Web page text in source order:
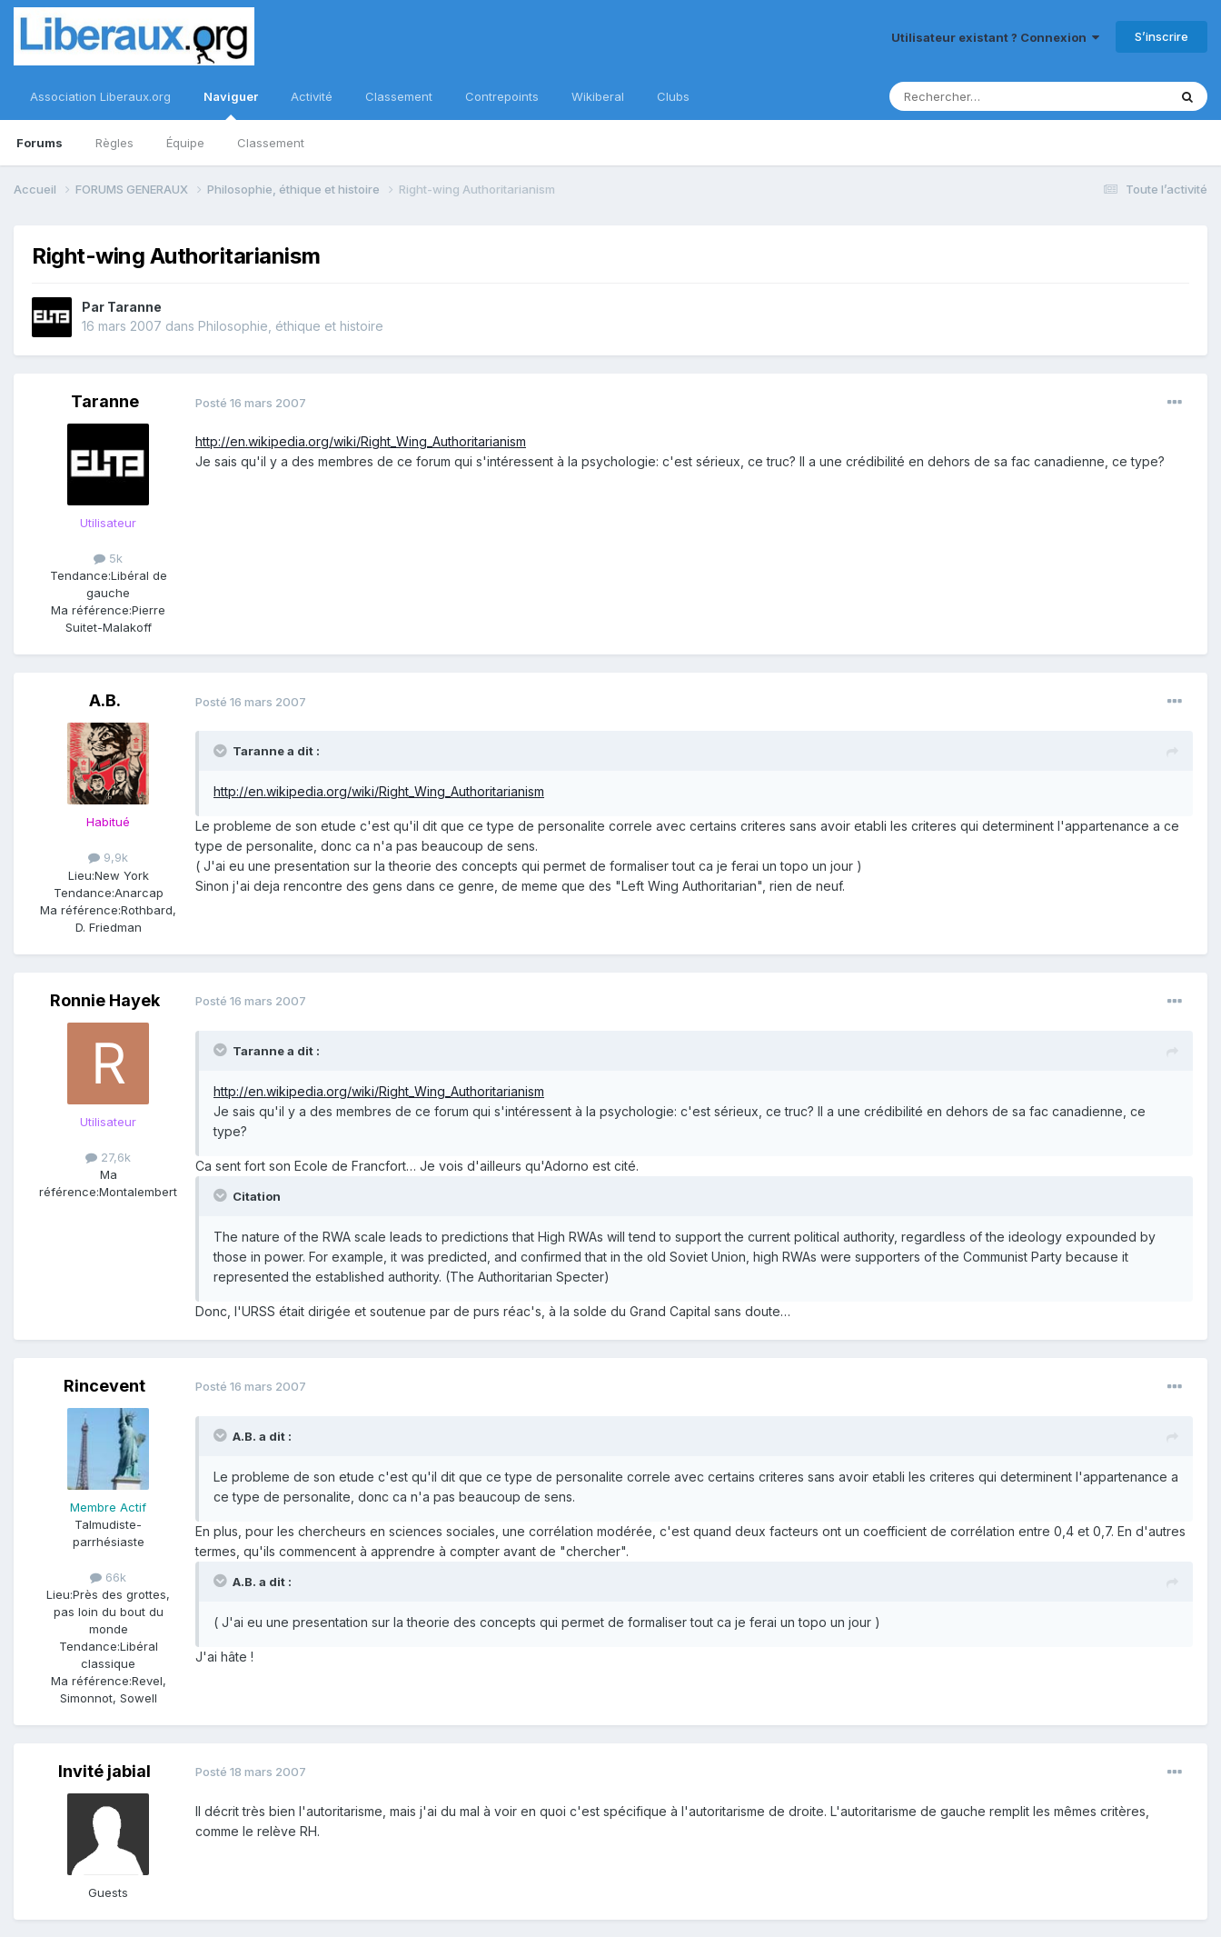
Utilisateur existant ? Connexion S’inscrire
Association Liberaux.org Naviguer
Forums Règles Équipe Classement
Activité Classement Contrepoints Wikiberal Clubs
Toute l’activité
Accueil FORUMS GENERAUX Philosophie, éthique et histoire Right-wing Authoritarianism
Right-wing Authoritarianism
Par Taranne
16 mars 2007 dans Philosophie, éthique et histoire
Taranne
Utilisateur
5k
Tendance:Libéral de
gauche
Ma référence:Pierre
Suitet-Malakoff
Posté 16 mars 2007
http://en.wikipedia.org/wiki/Right_Wing_Authoritarianism
Je sais qu'il y a des membres de ce forum qui s'intéressent à la psychologie: c'est sérieux, ce truc? Il a une crédibilité en dehors de sa fac canadienne, ce type?
A.B.
Habitué
9,9k
Lieu:New York
Tendance:Anarcap
Ma référence:Rothbard,
D. Friedman
Posté 16 mars 2007
Taranne a dit :
http://en.wikipedia.org/wiki/Right_Wing_Authoritarianism
Le probleme de son etude c'est qu'il dit que ce type de personalite correle avec certains criteres sans avoir etabli les criteres qui determinent l'appartenance a ce
type de personalite, donc ca n'a pas beaucoup de sens.
( J'ai eu une presentation sur la theorie des concepts qui permet de formaliser tout ca je ferai un topo un jour )
Sinon j'ai deja rencontre des gens dans ce genre, de meme que des "Left Wing Authoritarian", rien de neuf.
Ronnie Hayek
Utilisateur
27,6k
Ma
référence:Montalembert
Posté 16 mars 2007
Taranne a dit :
http://en.wikipedia.org/wiki/Right_Wing_Authoritarianism
Je sais qu'il y a des membres de ce forum qui s'intéressent à la psychologie: c'est sérieux, ce truc? Il a une crédibilité en dehors de sa fac canadienne, ce
type?
Ca sent fort son Ecole de Francfort… Je vois d'ailleurs qu'Adorno est cité.
Citation
The nature of the RWA scale leads to predictions that High RWAs will tend to support the current political authority, regardless of the ideology expounded by
those in power. For example, it was predicted, and confirmed that in the old Soviet Union, high RWAs were supporters of the Communist Party because it
represented the established authority. (The Authoritarian Specter)
Donc, l'URSS était dirigée et soutenue par de purs réac's, à la solde du Grand Capital sans doute…
Rincevent
Membre Actif
Talmudiste-
parrhésiaste
66k
Lieu:Près des grottes,
pas loin du bout du
monde
Tendance:Libéral
classique
Ma référence:Revel,
Simonnot, Sowell
Posté 16 mars 2007
A.B. a dit :
Le probleme de son etude c'est qu'il dit que ce type de personalite correle avec certains criteres sans avoir etabli les criteres qui determinent l'appartenance a
ce type de personalite, donc ca n'a pas beaucoup de sens.
En plus, pour les chercheurs en sciences sociales, une corrélation modérée, c'est quand deux facteurs ont un coefficient de corrélation entre 0,4 et 0,7. En d'autres
termes, qu'ils commencent à apprendre à compter avant de "chercher".
A.B. a dit :
( J'ai eu une presentation sur la theorie des concepts qui permet de formaliser tout ca je ferai un topo un jour )
J'ai hâte !
Invité jabial
Guests
Posté 18 mars 2007
Il décrit très bien l'autoritarisme, mais j'ai du mal à voir en quoi c'est spécifique à l'autoritarisme de droite. L'autoritarisme de gauche remplit les mêmes critères,
comme le relève RH.